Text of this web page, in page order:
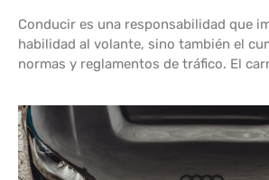
Conducir es una responsabilidad que
habilidad al volante, sino también el
normas y reglamentos de tráfico. El